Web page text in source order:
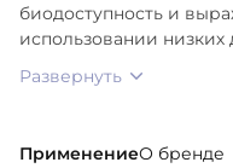
биодоступность и
использовании низких
Развернуть
ПрименениеО бренде